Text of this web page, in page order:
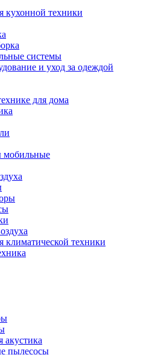
кухонной техники
системы
и уход за одеждой
для дома
мобильные
климатической техники
акустика
пылесосы